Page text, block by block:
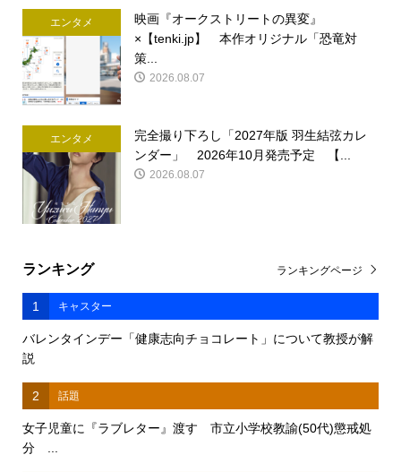
エンタメ
映画『オークストリートの異変』
×【tenki.jp】 本作オリジナル「恐竜対
策...
2026.08.07
エンタメ
完全撮り下ろし「2027年版 羽生結弦カレ
ンダー」 2026年10月発売予定 【...
2026.08.07
ランキング
1 キャスター
バレンタインデー「健康志向チョコレート」について教授が解
説
2 話題
女子児童に『ラブレター』渡す 市立小学校教諭(50代)懲戒処
分 ...
ランキングページ